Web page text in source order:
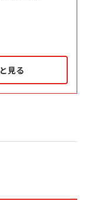
見る
る note×AI 最強の
No.2501[魅せる
号 No.2500増刊
上力の秘密